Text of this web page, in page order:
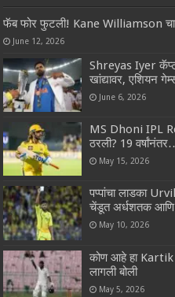
फॅब फोर फुटली! Kane Williamson चा
June 12, 2026
Shreyas Iyer
खांद्यावर, एशियन
June 6, 2026
MS Dhoni IPL
ठरली? 19
May 15, 2026
पप्पांचा लाडका
चेंडूत अर्धशतक
May 10, 2026
कोण आहे हा Kartik
लागली बोली
May 5, 2026